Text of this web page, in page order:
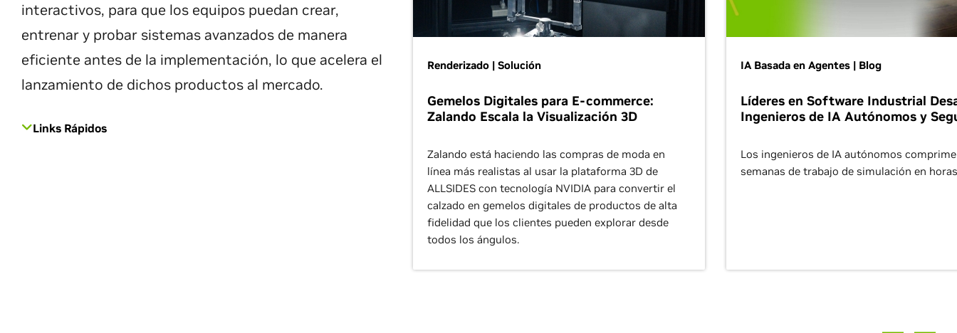
interactivos, para que los equipos puedan crear,
entrenar y probar sistemas avanzados de manera
eficiente antes de la implementación, lo que acelera el
lanzamiento de dichos productos al mercado.
Links Rápidos
Renderizado | Solución
Gemelos Digitales para E-commerce:
Zalando Escala la Visualización 3D
Zalando está haciendo las compras de moda en
línea más realistas al usar la plataforma 3D de
ALLSIDES con tecnología NVIDIA para convertir el
calzado en gemelos digitales de productos de alta
fidelidad que los clientes pueden explorar desde
todos los ángulos.
IA Basada en Agentes | Blog
Líderes en Software Industrial
Ingenieros de IA Autónomos y
Los ingenieros de IA autónomos
semanas de trabajo de simulación en